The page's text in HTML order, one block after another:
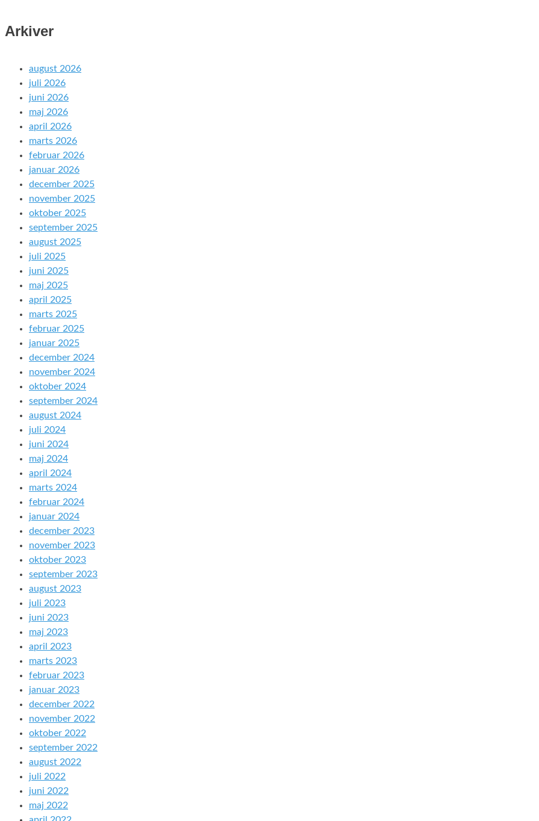
Arkiver
august 2026
juli 2026
juni 2026
maj 2026
april 2026
marts 2026
februar 2026
januar 2026
december 2025
november 2025
oktober 2025
september 2025
august 2025
juli 2025
juni 2025
maj 2025
april 2025
marts 2025
februar 2025
januar 2025
december 2024
november 2024
oktober 2024
september 2024
august 2024
juli 2024
juni 2024
maj 2024
april 2024
marts 2024
februar 2024
januar 2024
december 2023
november 2023
oktober 2023
september 2023
august 2023
juli 2023
juni 2023
maj 2023
april 2023
marts 2023
februar 2023
januar 2023
december 2022
november 2022
oktober 2022
september 2022
august 2022
juli 2022
juni 2022
maj 2022